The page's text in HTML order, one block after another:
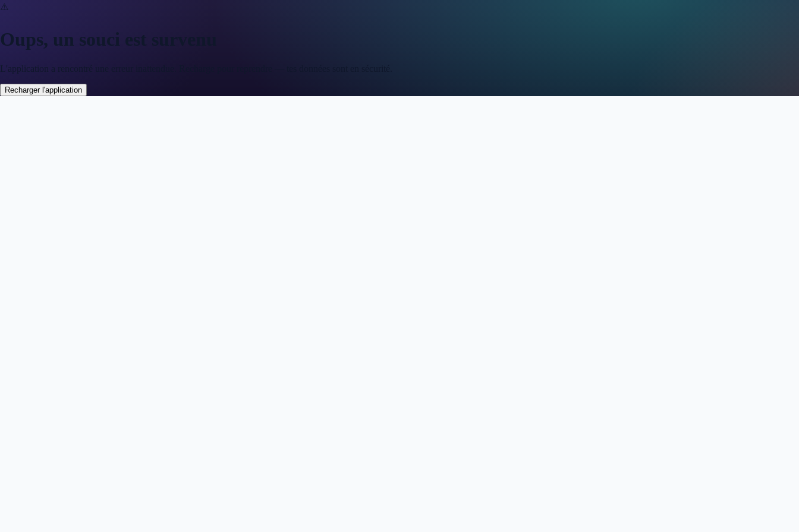
⚠️
Oups, un souci est survenu
L'application a rencontré une erreur inattendue. Recharge pour reprendre — tes données sont en sécurité.
Recharger l'application